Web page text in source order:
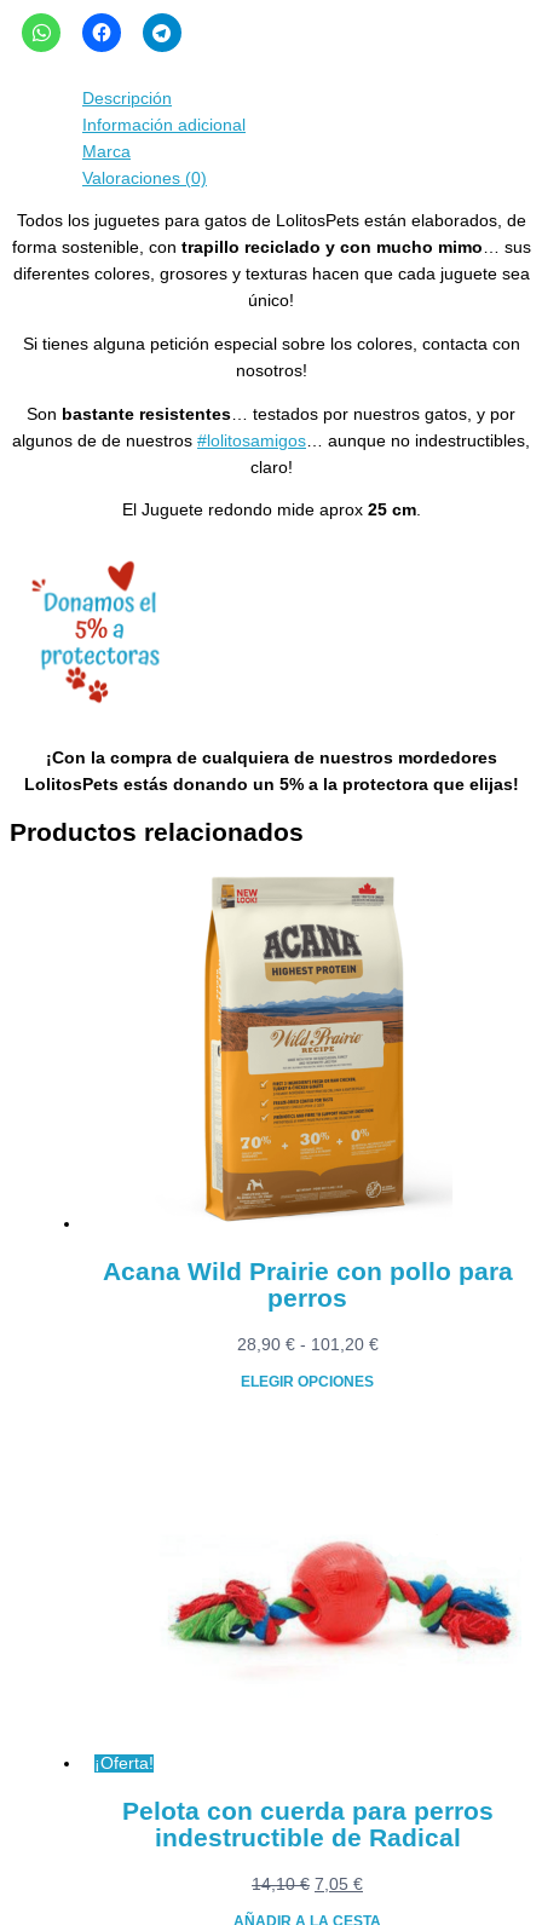
Descripción
Información adicional
Marca
Valoraciones (0)
Todos los juguetes para gatos de LolitosPets están elaborados, de
forma sostenible, con trapillo reciclado y con mucho mimo… sus
diferentes colores, grosores y texturas hacen que cada juguete sea
único!
Si tienes alguna petición especial sobre los colores, contacta con
nosotros!
Son bastante resistentes … testados por nuestros gatos, y por
algunos de de nuestros #lolitosamigos … aunque no indestructibles,
claro!
El Juguete redondo mide aprox 25 cm.
¡Con la compra de cualquiera de nuestros mordedores
LolitosPets estás donando un 5% a la protectora que elijas!
Productos relacionados
Acana Wild Prairie con pollo para
perros
28,90 € - 101,20 €Rango
ELEGIR OPCIONES
Las
opciones
se
pueden
¡Oferta!
Pelota con cuerda para perros
indestructible de Radical
14,10€ El
7,05 €El
AÑADIR A LA CESTA